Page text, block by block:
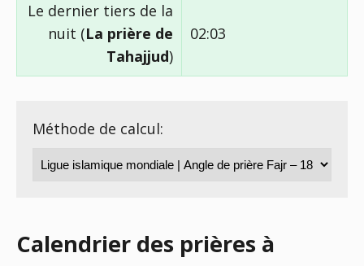
Le dernier tiers de la
nuit (La prière de
Tahajjud)
02:03
Méthode de calcul:
Calendrier des prières à